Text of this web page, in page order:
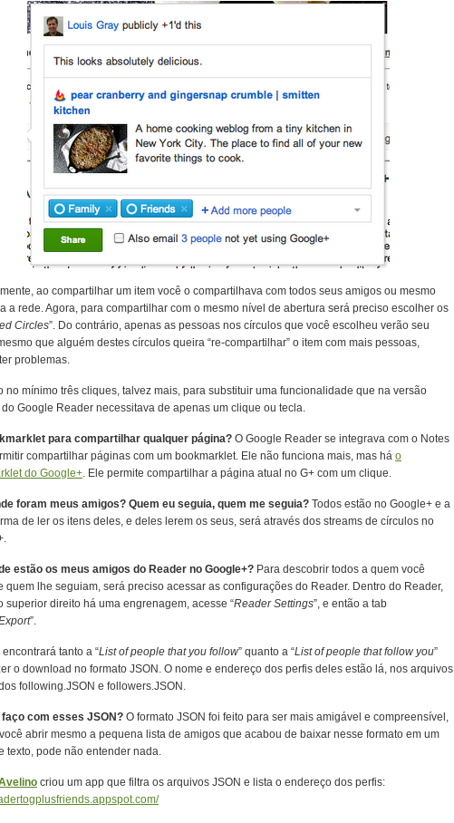
ao compartilhar um item você o compartilhava com todos seus amigos ou mesmo
a rede. Agora, para compartilhar com o mesmo nível de abertura será preciso escolher os
Circles”. Do contrário, apenas as pessoas nos círculos que você escolheu verão seu
que alguém destes círculos queira “re-compartilhar” o item com mais pessoas,
problemas.
no mínimo três cliques, talvez mais, para substituir uma funcionalidade que na versão
Google Reader necessitava de apenas um clique ou tecla.
para compartilhar qualquer página? O Google Reader se integrava com o Notes
compartilhar páginas com um bookmarklet. Ele não funciona mais, mas há o
do Google+. Ele permite compartilhar a página atual no G+ com um clique.
foram meus amigos? Quem eu seguia, quem me seguia? Todos estão no Google+ e a
de ler os itens deles, e deles lerem os seus, será através dos streams de círculos no
estão os meus amigos do Reader no Google+? Para descobrir todos a quem você
quem lhe seguiam, será preciso acessar as configurações do Reader. Dentro do Reader,
superior direito há uma engrenagem, acesse “Reader Settings”, e então a tab
”.
encontrará tanto a “List of people that you follow” quanto a “List of people that follow you”
o download no formato JSON. O nome e endereço dos perfis deles estão lá, nos arquivos
following.JSON e followers.JSON.
faço com esses JSON? O formato JSON foi feito para ser mais amigável e compreensível,
abrir mesmo a pequena lista de amigos que acabou de baixar nesse formato em um
texto, pode não entender nada.
criou um app que filtra os arquivos JSON e lista o endereço dos perfis: